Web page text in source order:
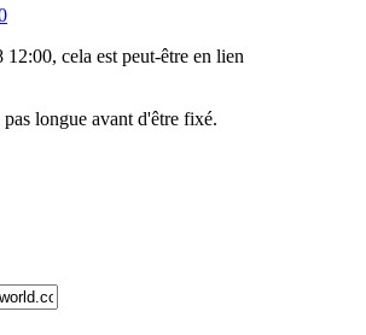
cela est peut-être en lien
longue avant d'être fixé.